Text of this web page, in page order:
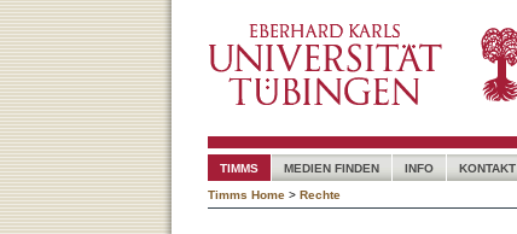
TIMMS MEDIEN FINDEN INFO KONTAKT
Timms Home > Rechte